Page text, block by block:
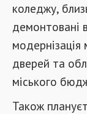
коледжу,
демонтовані
модернізація
дверей та
міського
Також